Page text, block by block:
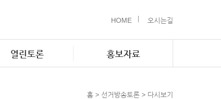
HOME 오시는길
열린토론 홍보자료
홈 > 선거방송토론 > 다시보기